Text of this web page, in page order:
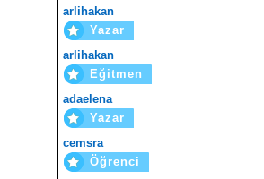
arlihakan
Yazar
arlihakan
Eğitmen
adaelena
Yazar
cemsra
Öğrenci